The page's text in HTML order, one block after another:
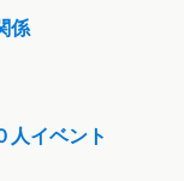
係
人イベント